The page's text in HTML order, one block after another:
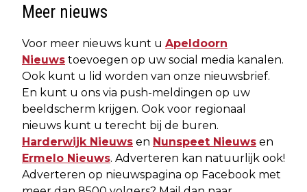
Meer nieuws
Voor meer nieuws kunt u Apeldoorn
Nieuws toevoegen op uw social media kanalen.
Ook kunt u lid worden van onze nieuwsbrief.
En kunt u ons via push-meldingen op uw
beeldscherm krijgen. Ook voor regionaal
nieuws kunt u terecht bij de buren.
Harderwijk Nieuws en Nunspeet Nieuws en
Ermelo Nieuws. Adverteren kan natuurlijk ook!
Adverteren op nieuwspagina op Facebook met